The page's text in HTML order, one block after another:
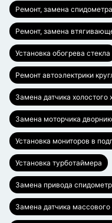
Ремонт, замена спидометра
Ремонт, замена
Установка обогрева стекла
Ремонт автоэлектрики
Замена датчика холостого
Замена моторчика
Установка мониторов в
Установка турботаймера
Замена привода
Замена датчика массового